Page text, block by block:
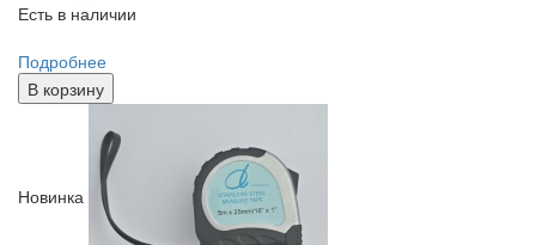
Есть в наличии
Подробнее
В корзину
Новинка